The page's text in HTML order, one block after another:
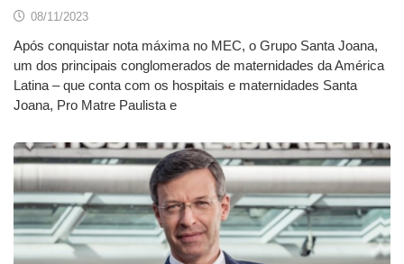
08/11/2023
Após conquistar nota máxima no MEC, o Grupo Santa Joana,
um dos principais conglomerados de maternidades da América
Latina – que conta com os hospitais e maternidades Santa
Joana, Pro Matre Paulista e